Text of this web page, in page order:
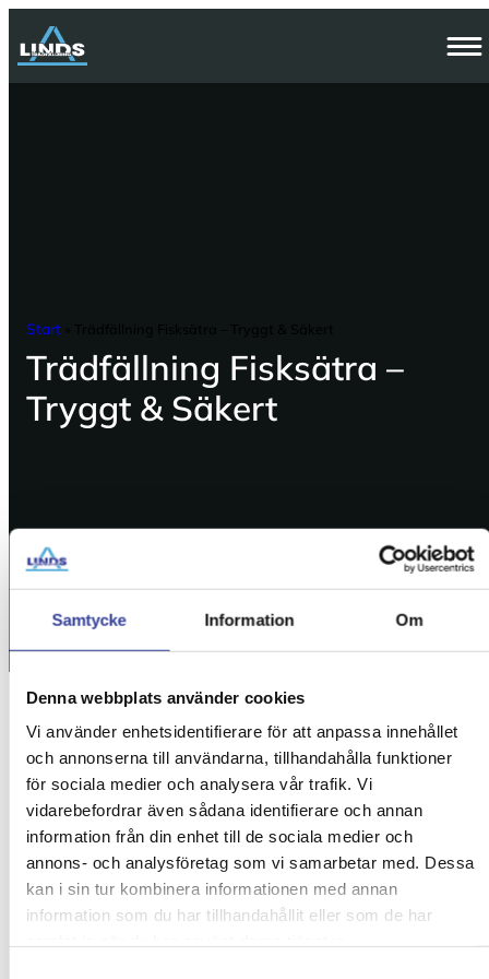
Samtycke Information Om
Denna webbplats använder cookies
Vi använder enhetsidentifierare för att anpassa innehållet
och annonserna till användarna, tillhandahålla funktioner
för sociala medier och analysera vår trafik. Vi
vidarebefordrar även sådana identifierare och annan
information från din enhet till de sociala medier och
annons- och analysföretag som vi samarbetar med. Dessa
kan i sin tur kombinera informationen med annan
information som du har tillhandahållit eller som de har
Hoppa
till
Start
Trädfällning Fisksätra –
Tryggt & Säkert
Start»Trädfällning Fisksätra – Tryggt & Säkert
Trädfällning Fisksätra –
Tryggt & Säkert